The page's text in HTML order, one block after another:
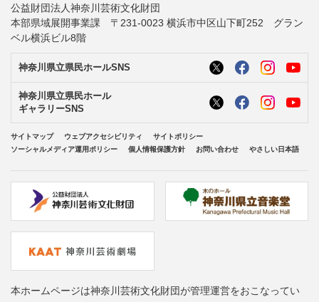
公益財団法人神奈川芸術文化財団
本部県域展開事業課 〒231-0023 横浜市中区山下町252 グラン
ベル横浜ビル8階
神奈川県立県民ホールSNS
神奈川県立県民ホール
ギャラリーSNS
サイトマップ ウェブアクセシビリティ
サイトポリシー
ソーシャルメディア運用ポリシー
個人情報保護方針 お問い合わせ やさしい日本語
本ホームページは神奈川芸術文化財団が管理運営をおこなってい